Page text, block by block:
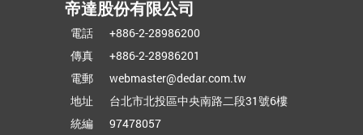
達
限
帝達股份有限公司
電話
+886-2-28986200
傳真
+886-2-28986201
電郵
webmaster@dedar.com.tw
地址
台北市北投區中央南路二段31號6樓
統編
97478057